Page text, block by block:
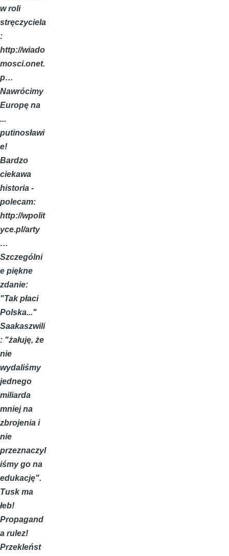
w roli
stręczyciela
:
http://wiado
mosci.onet.
p…
Nawrócimy
Europę na
...
putinosławi
e!
Bardzo
ciekawa
historia -
polecam:
http://wpolit
yce.pl/arty
…
Szczególni
e piękne
zdanie:
"Tak płaci
Polska..."
Saakaszwili
: "żałuję, że
nie
wydaliśmy
jednego
miliarda
mniej na
zbrojenia i
nie
przeznaczyl
iśmy go na
edukację".
Tusk ma
łeb!
Propagand
a rulez!
Przekleńst